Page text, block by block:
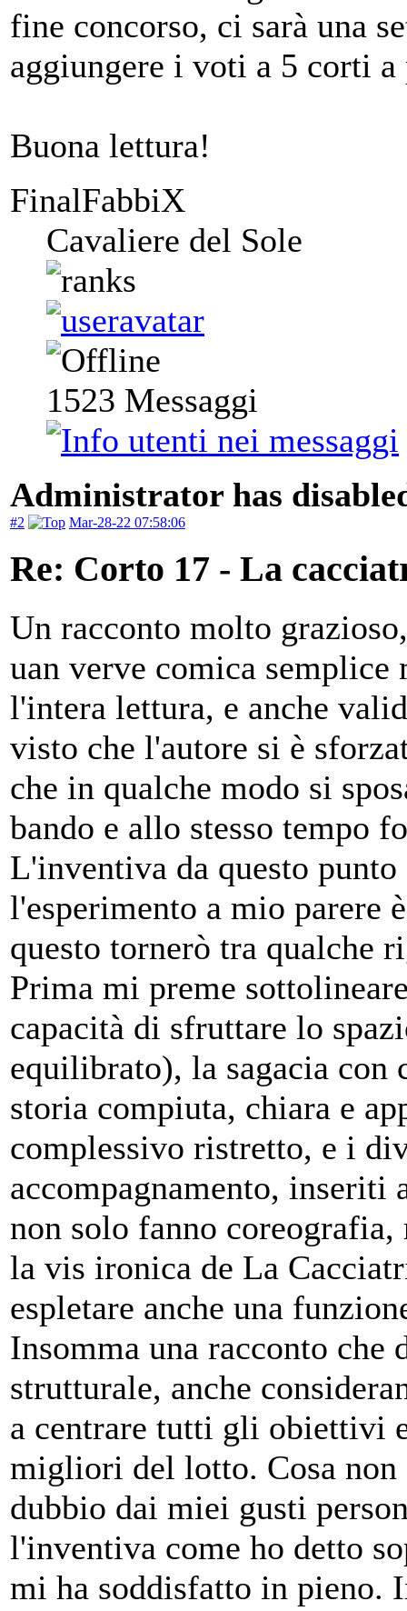
fine concorso, ci sarà una
aggiungere i voti a 5 corti a
Buona lettura!
FinalFabbiX
Cavaliere del Sole
1523 Messaggi
Administrator has
#2 Mar-28-22 07:58:06
Re: Corto 17 - La
Un racconto molto
uan verve comica semplice
l'intera lettura, e anche
visto che l'autore si è
che in qualche modo si
bando e allo stesso tempo
L'inventiva da questo
l'esperimento a mio parere
questo tornerò tra qualche
Prima mi preme
capacità di sfruttare lo
equilibrato), la sagacia con
storia compiuta, chiara e
complessivo ristretto, e i
accompagnamento,
non solo fanno
la vis ironica de La
espletare anche una
Insomma una racconto
strutturale, anche
a centrare tutti gli obiettivi
migliori del lotto. Cosa non
dubbio dai miei gusti
l'inventiva come ho detto
mi ha soddisfatto in pieno.